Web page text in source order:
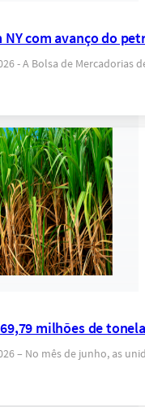
NY com avanço do
- A Bolsa de Mercadorias
milhões de
– No mês de junho, as